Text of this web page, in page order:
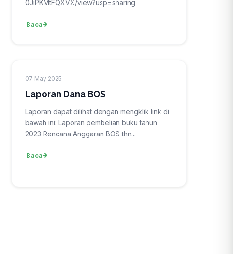
0JiPKMtFQXVX/view?usp=sharing
Baca
07 May 2025
Laporan Dana BOS
Laporan dapat dilihat dengan mengklik link di
bawah ini: Laporan pembelian buku tahun
2023 Rencana Anggaran BOS thn...
Baca